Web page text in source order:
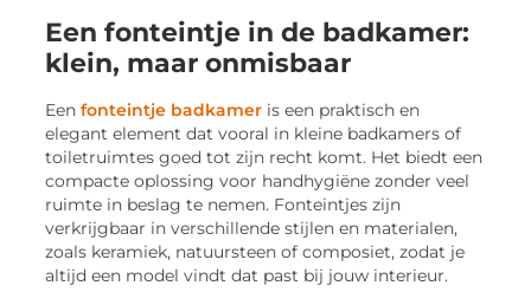
Een fonteintje in de badkamer:
klein, maar onmisbaar
Eenfonteintje badkamer is een praktisch en
elegant element dat vooral in kleine badkamers of
toiletruimtes goed tot zijn recht komt. Het biedt een
compacte oplossing voor handhygiëne zonder veel
ruimte in beslag te nemen. Fonteintjes zijn
verkrijgbaar in verschillende stijlen en materialen,
zoals keramiek, natuursteen of composiet, zodat je
altijd een model vindt dat past bij jouw interieur.